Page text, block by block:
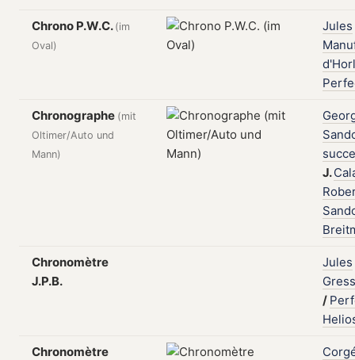
Chrono P.W.C. (im
Oval)
Jules
Chronographe (mit
Oltimer/Auto und
Mann)
J.
Chronomètre
J.P.B.
Jules
/
Chronomètre